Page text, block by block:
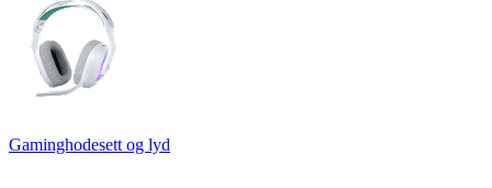
Gaminghodesett og lyd